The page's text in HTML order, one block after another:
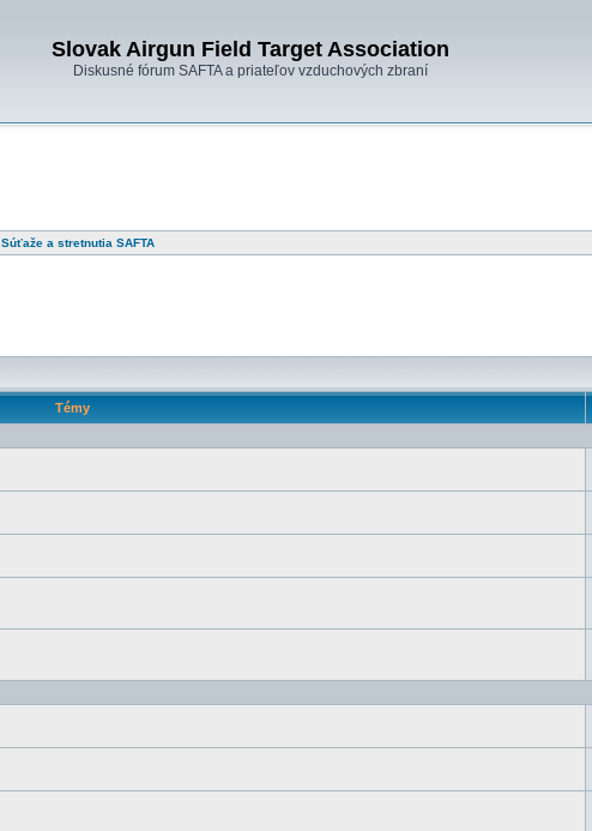
Slovak Airgun Field Target Association
Diskusné fórum SAFTA a priateľov vzduchových zbraní
Súťaže a stretnutia SAFTA
Témy